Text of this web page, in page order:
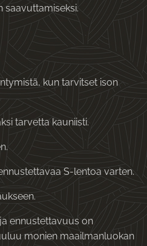
saavuttamiseksi.
kun tarvitset ison
tarvetta kauniisti.
S-lentoa varten.
ennustettavuus on
monien maailmanluokan